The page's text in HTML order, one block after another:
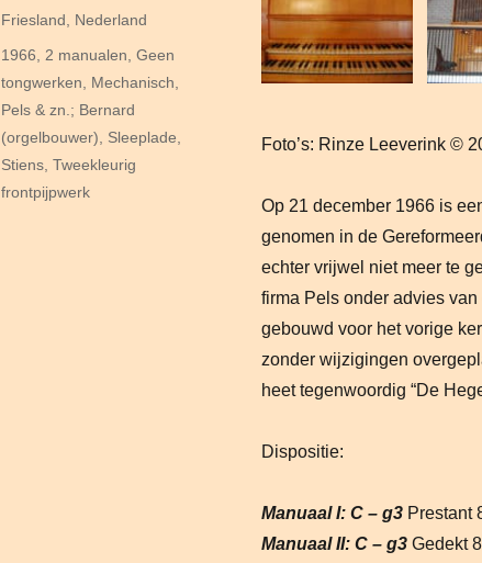
Foto’s: Rinze Leeverink ©
Op 21 december 1966 is
genomen in de
echter vrijwel niet meer te
firma Pels onder advies
gebouwd voor het vorige
zonder wijzigingen
heet tegenwoordig “De
Dispositie:
Manuaal I: C – g3 Prestant
Manuaal II: C – g3 Gedekt
Categorieën
Friesland
Nederland
Tags
1966,2 manualen,Geen
tongwerken, Mechanisch,
Pels & zn.; Bernard
(orgelbouwer), Sleeplade,
Stiens,Tweekleurig
frontpijpwerk